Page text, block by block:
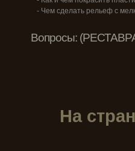
- Чем сделать рельеф с
Вопросы:
На